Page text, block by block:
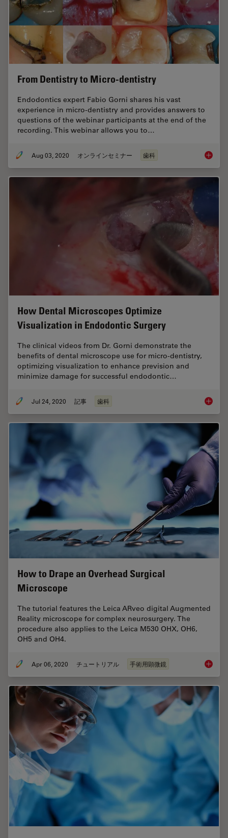
From Dentistry to Micro-dentistry
Endodontics expert Fabio Gorni shares his vast
experience in micro-dentistry and provides answers to
questions of the webinar participants at the end of the
recording. This webinar allows you to…
Aug 03, 2020 オンラインセミナー 歯科 From
How Dental Microscopes Optimize
Visualization in Endodontic Surgery
The clinical videos from Dr. Gorni demonstrate the
benefits of dental microscope use for micro-dentistry,
optimizing visualization to enhance prevision and
minimize damage for successful endodontic…
Jul 24, 2020 記事 歯科 How
How to Drape an Overhead Surgical
Microscope
The tutorial features the Leica ARveo digital Augmented
Reality microscope for complex neurosurgery. The
procedure also applies to the Leica M530 OHX, OH6,
OH5 and OH4.
Apr 06, 2020 チュートリアル 手術用顕微鏡 How to